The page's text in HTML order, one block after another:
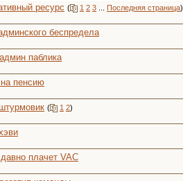
ресурс ( 1 2 3 Последняя страница)
беспредела
паблика
пенсию
( 1 2)
плачет VAC